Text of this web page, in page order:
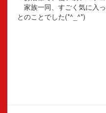
家族一同、すごく気に入っ
とのことでした(*^_^*)